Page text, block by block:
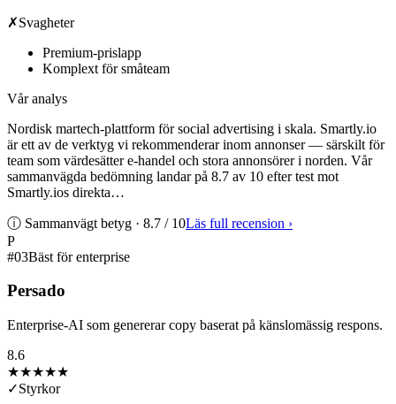
✗Svagheter
Premium-prislapp
Komplext för småteam
Vår analys
Nordisk martech-plattform för social advertising i skala. Smartly.io
är ett av de verktyg vi rekommenderar inom annonser — särskilt för
team som värdesätter e-handel och stora annonsörer i norden. Vår
sammanvägda bedömning landar på 8.7 av 10 efter test mot
Smartly.ios direkta…
ⓘ Sammanvägt betyg · 8.7 / 10Läs full recension ›
P
#03Bäst för enterprise
Persado
Enterprise-AI som genererar copy baserat på känslomässig respons.
8.6
★★★★★
✓Styrkor